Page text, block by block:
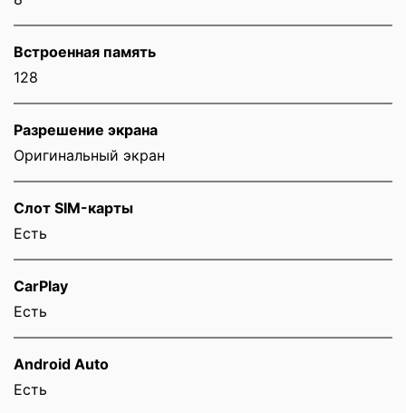
Встроенная память
128
Разрешение экрана
Оригинальный экран
Слот SIM-карты
Eсть
CarPlay
Есть
Android Auto
Есть